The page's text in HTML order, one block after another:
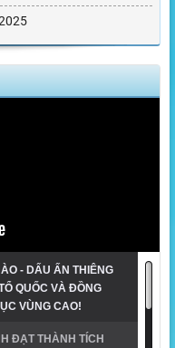
- DẤU ẤN THIÊNG
QUỐC VÀ ĐỒNG
VÙNG CAO!
ĐẠT THÀNH TÍCH